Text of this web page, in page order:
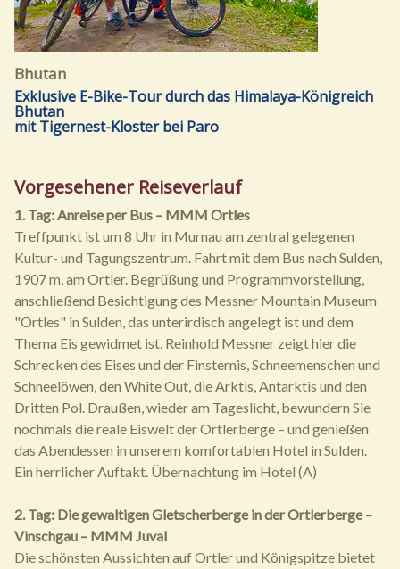
Bhutan
Exklusive E-Bike-Tour durch das Himalaya-Königreich
Bhutan
mit Tigernest-Kloster bei Paro
Vorgesehener Reiseverlauf
1. Tag: Anreise per Bus – MMM Ortles
Treffpunkt ist um 8 Uhr in Murnau am zentral gelegenen
Kultur- und Tagungszentrum. Fahrt mit dem Bus nach Sulden,
1907 m, am Ortler. Begrüßung und Programmvorstellung,
anschließend Besichtigung des Messner Mountain Museum
"Ortles" in Sulden, das unterirdisch angelegt ist und dem
Thema Eis gewidmet ist. Reinhold Messner zeigt hier die
Schrecken des Eises und der Finsternis, Schneemenschen und
Schneelöwen, den White Out, die Arktis, Antarktis und den
Dritten Pol. Draußen, wieder am Tageslicht, bewundern Sie
nochmals die reale Eiswelt der Ortlerberge – und genießen
das Abendessen in unserem komfortablen Hotel in Sulden.
Ein herrlicher Auftakt. Übernachtung im Hotel (A)
2. Tag: Die gewaltigen Gletscherberge in der Ortlerberge –
Vinschgau – MMM Juval
Die schönsten Aussichten auf Ortler und Königspitze bietet